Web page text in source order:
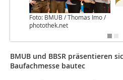
Foto: BMUB / Thomas Imo /
photothek.net
BMUB und BBSR präsentieren
Baufachmesse bautec